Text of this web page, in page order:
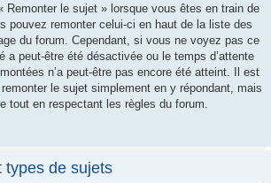
Remonter le sujet » lorsque vous êtes en train de
pouvez remonter celui-ci en haut de la liste des
du forum. Cependant, si vous ne voyez pas ce
a peut-être été désactivée ou le temps d’attente
n’a peut-être pas encore été atteint. Il est
le sujet simplement en y répondant, mais
tout en respectant les règles du forum.
types de sujets